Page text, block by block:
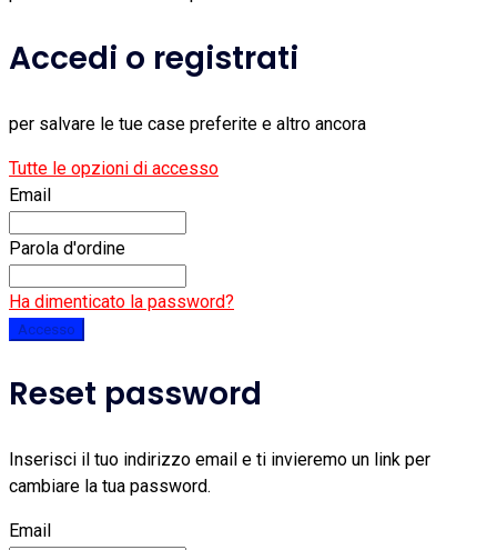
Accedi o registrati
per salvare le tue case preferite e altro ancora
Tutte le opzioni di accesso
Email
Parola d'ordine
Ha dimenticato la password?
Accesso
Reset password
Inserisci il tuo indirizzo email e ti invieremo un link per
cambiare la tua password.
Email